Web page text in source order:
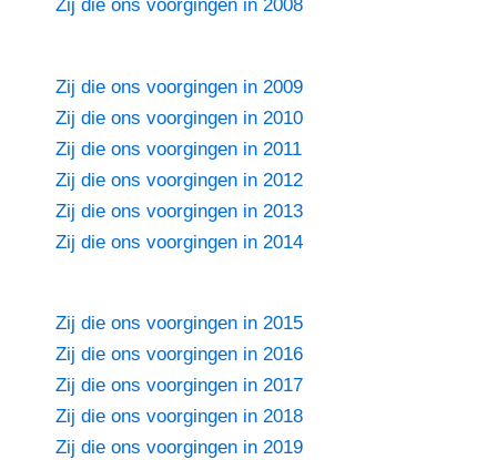
Zij die ons voorgingen in 2008
Zij die ons voorgingen in 2009
Zij die ons voorgingen in 2010
Zij die ons voorgingen in 2011
Zij die ons voorgingen in 2012
Zij die ons voorgingen in 2013
Zij die ons voorgingen in 2014
Zij die ons voorgingen in 2015
Zij die ons voorgingen in 2016
Zij die ons voorgingen in 2017
Zij die ons voorgingen in 2018
Zij die ons voorgingen in 2019